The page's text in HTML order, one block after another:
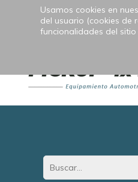
Empresa
Usamos cookies en
del usuario (cookies de
funcionalidades del sitio